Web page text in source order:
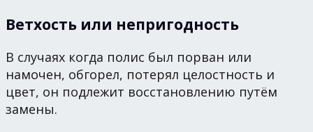
Ветхость или непригодность
В случаях когда полис был порван или
намочен, обгорел, потерял целостность и
цвет, он подлежит восстановлению путём
замены.